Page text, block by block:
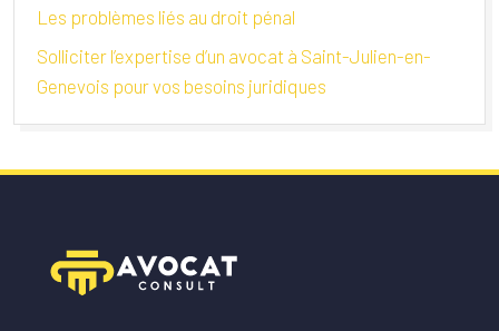
Les problèmes liés au droit pénal
Solliciter l’expertise d’un avocat à Saint-Julien-en-
Genevois pour vos besoins juridiques